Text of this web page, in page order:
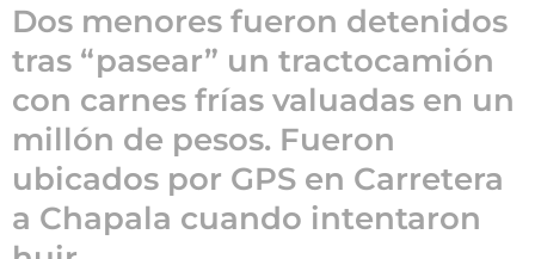
a
g
o
6
m
e
e
Dos menores fueron detenidos
tras “pasear” un tractocamión
con carnes frías valuadas en un
millón de pesos. Fueron
ubicados por GPS en Carretera
a Chapala cuando intentaron